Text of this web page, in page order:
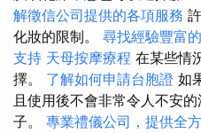
解徵信公司提供的各項服務
化妝的限制。 尋找經驗豐富
支持 天母按摩療程 在某些情
擇。 了解如何申請台胞證 如
且使用後不會非常令人不安
子。 專業禮儀公司，提供全